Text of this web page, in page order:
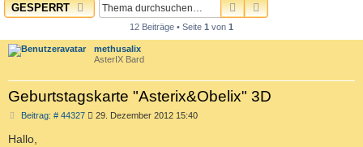
GESPERRT SUCHEERWEITERTE
12 Beiträge • Seite 1 von 1
methusalix
AsterIX Bard
Geburtstagskarte "Asterix&Obelix" 3D
Beitrag: # 44327B 29. Dezember 2012 15:40
Hallo,